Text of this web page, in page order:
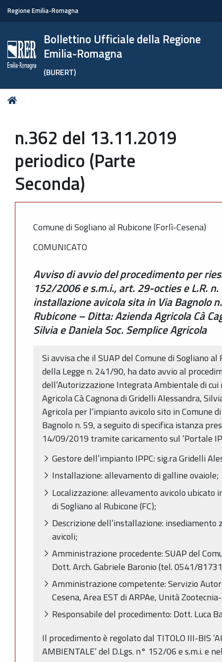
Regione Emilia-Romagna
Bollettino Ufficiale della Regione
Emilia-Romagna
(BURERT)
Tu
n.362 del 13.11.2019
periodico (Parte
Seconda)
Comune di Sogliano al Rubicone (Forlì-Cesena)
COMUNICATO
Avviso di avvio del procedimento per
152/2006 e s.m.i., art. 29-octies e L.R.
installazione avicola sita in Via Bagnolo
Rubicone – Ditta: Azienda Agricola Cà
Silvia e Daniela Soc. Semplice Agricola
Si avvisa che il SUAP del Comune di Sogliano
della Legge n. 241/90, ha dato avvio al
dell’Autorizzazione Integrata Ambientale di cui
Agricola Cà Cagnona di Gridelli Alessandra,
Agricola per l’impianto avicolo sito in Comune
Bagnolo n. 59, a seguito di specifica istanza
14/09/2019 tramite caricamento sul ‘Portale
Gestore dell’impianto IPPC: sig.ra Gridelli
Installazione: allevamento di galline ovaiole;
Localizzazione: allevamento avicolo ubicato
di Sogliano al Rubicone (FC);
Descrizione dell’installazione: insediamento
avicoli;
Amministrazione procedente: SUAP del
Dott. Arch. Gabriele Baronio (tel. 0541/
Amministrazione competente: Servizio
Cesena, Area EST di ARPAe, Unità
Responsabile del procedimento: Dott. Luca
Il procedimento è regolato dal TITOLO III-BIS
AMBIENTALE’ del D.Lgs. n° 152/06 e s.m.i. e